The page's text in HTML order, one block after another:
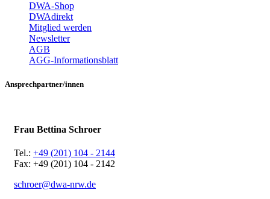
DWA-Shop
DWAdirekt
Mitglied werden
Newsletter
AGB
AGG-Informationsblatt
Ansprechpartner/innen
Frau Bettina Schroer
Tel.: +49 (201) 104 - 2144
Fax: +49 (201) 104 - 2142
schroer@dwa-nrw.de